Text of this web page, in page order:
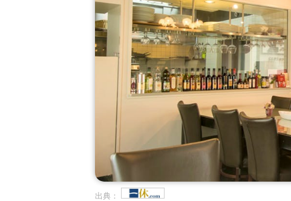
出典：